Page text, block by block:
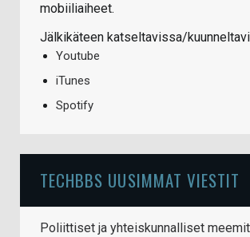
mobiiliaiheet.
Jälkikäteen katseltavissa/
Youtube
iTunes
Spotify
TECHBBS UUSIMMAT VIESTIT
Poliittiset ja yhteiskunnalliset meemit